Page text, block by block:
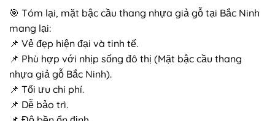
🎯 Tóm lại, mặt bậc cầu thang nhựa giả gỗ tại Bắc Ninh
mang lại:
📌 Vẻ đẹp hiện đại và tinh tế.
📌 Phù hợp với nhịp sống đô thị (Mặt bậc cầu thang
nhựa giả gỗ Bắc Ninh).
📌 Tối ưu chi phí.
📌 Dễ bảo trì.